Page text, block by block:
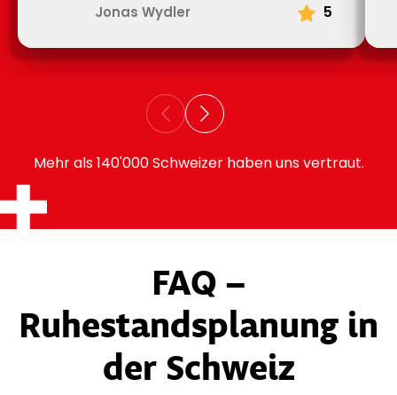
Jonas Wydler 5
Mehr als 140'000 Schweizer haben uns vertraut.
FAQ –
Ruhestandsplanung in
der Schweiz